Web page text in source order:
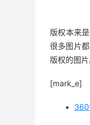
版权本来
很多图片
版权的图
[mark_e]
360